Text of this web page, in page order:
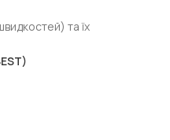
та їх